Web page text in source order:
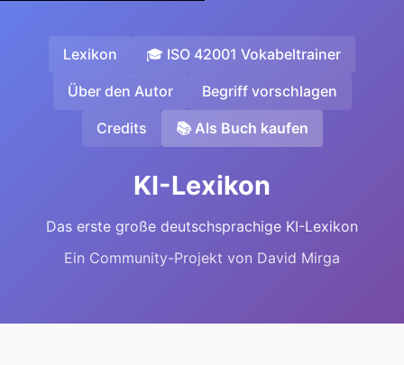
Lexikon 🎓 ISO 42001 Vokabeltrainer
Über den Autor Begriff vorschlagen
Credits 📚 Als Buch kaufen
KI-Lexikon
Das erste große deutschsprachige KI-Lexikon
Ein Community-Projekt von David Mirga